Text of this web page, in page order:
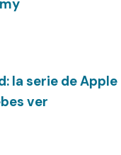
la serie de Apple
ver